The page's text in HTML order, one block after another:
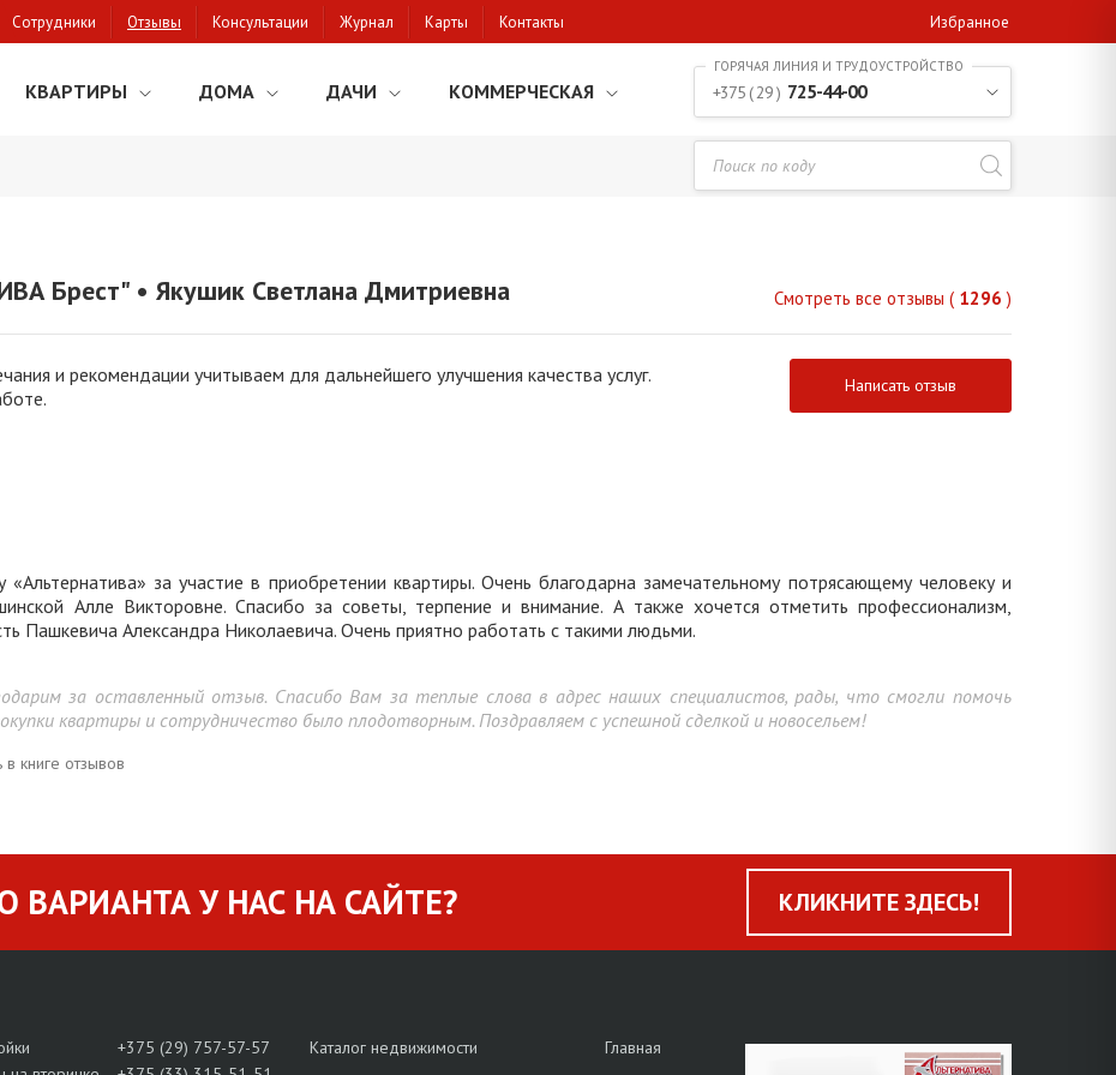
Сотрудники Отзывы Консультации Журнал Карты Контакты Избранное
КВАРТИРЫ ДОМА ДАЧИ КОММЕРЧЕСКАЯ +375 ( 29 ) 725-44-00
Брест" • Якушик Светлана Дмитриевна Смотреть все отзывы ( 1296 )
и рекомендации учитываем для дальнейшего улучшения качества услуг.
Написать отзыв
за участие в приобретении квартиры. Очень благодарна замечательному потрясающему человеку и
Алле Викторовне. Спасибо за советы, терпение и внимание. А также хочется отметить профессионализм,
Пашкевича Александра Николаевича. Очень приятно работать с такими людьми.
за оставленный отзыв. Спасибо Вам за теплые слова в адрес наших специалистов, рады, что смогли помочь
квартиры и сотрудничество было плодотворным. Поздравляем с успешной сделкой и новосельем!
в книге отзывов
У НАС НА САЙТЕ? КЛИКНИТЕ ЗДЕСЬ!
+375 (29) 757-57-57
Каталог недвижимости Главная